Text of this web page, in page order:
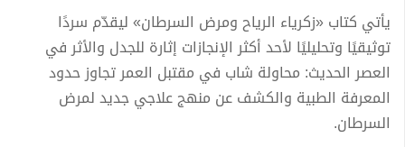
يأتي كتاب «زكرياء الرياح ومرض السرطان» ليقدّم سردًا
توثيقيًا وتحليليًا لأحد أكثر الإنجازات إثارة للجدل والأثر في
العصر الحديث: محاولة شاب في مقتبل العمر تجاوز حدود
المعرفة الطبية والكشف عن منهج علاجي جديد لمرض
السرطان.